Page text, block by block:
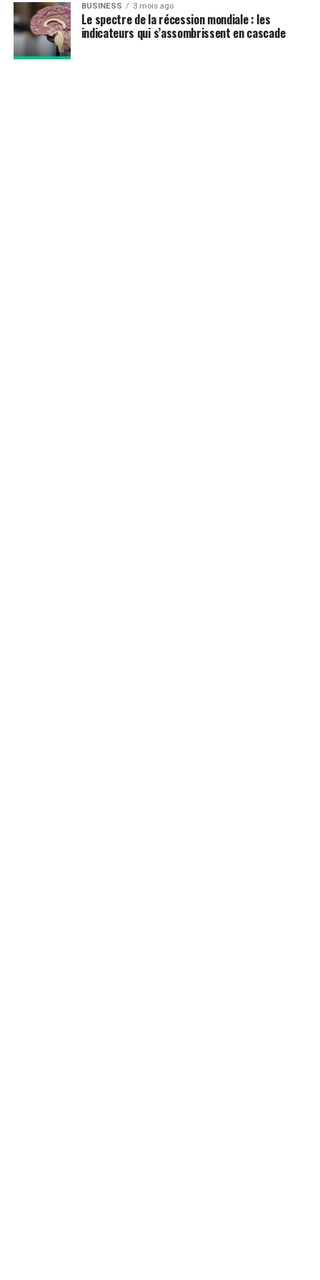
BUSINESS 3 mois ago
Le spectre de la récession mondiale : les
indicateurs qui s’assombrissent en cascade